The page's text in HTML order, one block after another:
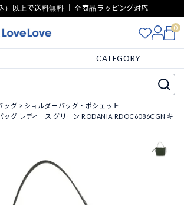
）以上で送料無料 ｜ 全商品ラッピング対応
0
CATEGORY
ッグ
ショルダーバッグ・ポシェット
ッグ レディース グリーン RODANIA RDOC6086CGN キ